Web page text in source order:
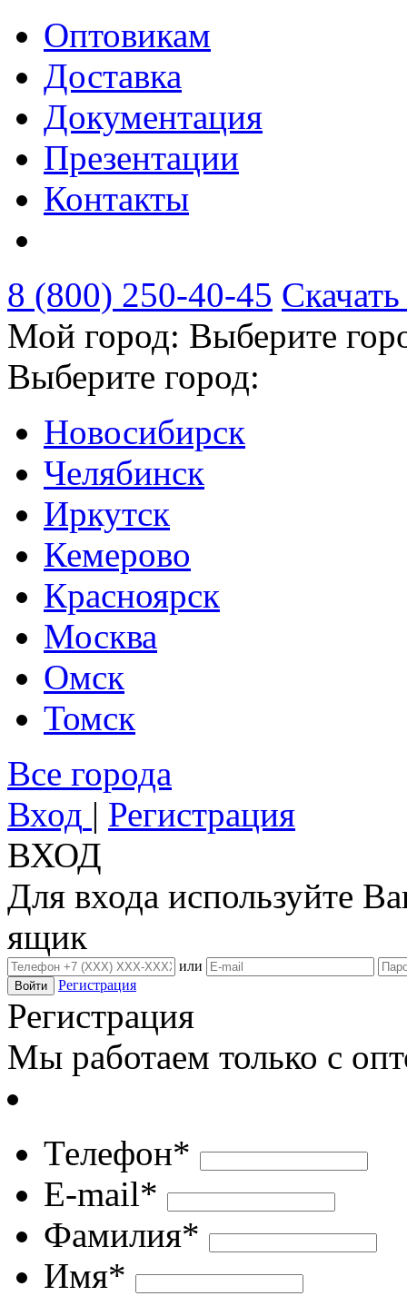
Оптовикам
Доставка
Документация
Презентации
Контакты
8 (800) 250-40-45
Мой город: Выберите
Выберите город:
Новосибирск
Челябинск
Иркутск
Кемерово
Красноярск
Москва
Омск
Томск
Все города
Вход | Регистрация
ВХОД
Для входа используйте
ящик
или
Регистрация
Регистрация
Мы работаем только с
Телефон*
E-mail*
Фамилия*
Имя*